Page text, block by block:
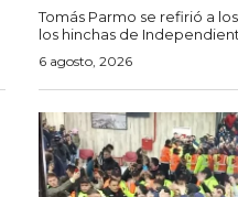
Tomás Parmo se refirió a
los hinchas de
6 agosto, 2026